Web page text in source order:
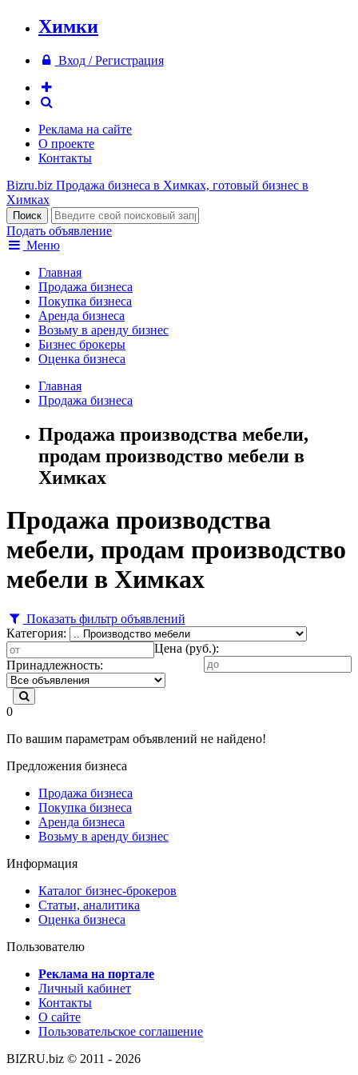
Химки
Вход / Регистрация
Реклама на сайте
О проекте
Контакты
Bizru.biz Продажа бизнеса в Химках, готовый бизнес в
Химках
Подать объявление
Меню
Главная
Продажа бизнеса
Покупка бизнеса
Аренда бизнеса
Возьму в аренду бизнес
Бизнес брокеры
Оценка бизнеса
Главная
Продажа бизнеса
Продажа производства мебели,
продам производство мебели в
Химках
Продажа производства
мебели, продам производство
мебели в Химках
Показать фильтр объявлений
Категория:
Цена (руб.):
Принадлежность:
0
По вашим параметрам объявлений не найдено!
Предложения бизнеса
Продажа бизнеса
Покупка бизнеса
Аренда бизнеса
Возьму в аренду бизнес
Информация
Каталог бизнес-брокеров
Статьи, аналитика
Оценка бизнеса
Пользователю
Реклама на портале
Личный кабинет
Контакты
О сайте
Пользовательское соглашение
BIZRU.biz © 2011 - 2026